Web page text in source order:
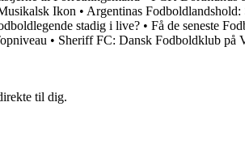
Ikon • Argentinas Fodboldlandshold:
stadig i live? • Få de seneste
• Sheriff FC: Dansk Fodboldklub på
til dig.